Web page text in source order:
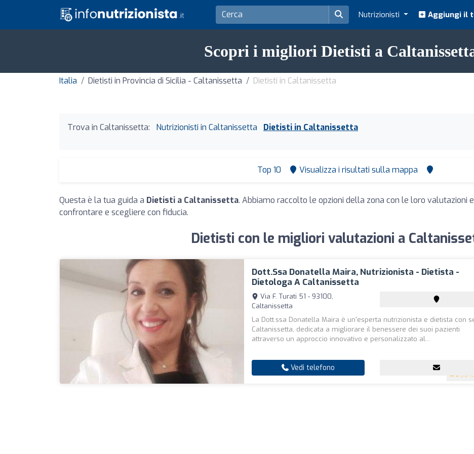
Nutrizionisti Aggiungi il
Scopri i migliori Dietisti a
Italia Dietisti in Provincia di Sicilia - Caltanissetta Dietisti in Caltanissetta
Trova in Caltanissetta: Nutrizionisti in Caltanissetta Dietisti in Caltanissetta
Top 10 Visualizza i risultati sulla mappa
Questa è la tua guida a Dietisti a Caltanissetta. Abbiamo raccolto le opzioni della zona con le loro valutazioni
confrontare e scegliere con fiducia.
Dietisti con le migliori valutazioni a
Dott.ssa Donatella Maira, Nutrizionista - Dietista -
Dietologa A Caltanissetta
5 (15
Via F. Turati 51 - 93100,
Caltanissetta
La Dott.ssa Donatella Maira è un'esperta nutrizionista e dietista con
Caltanissetta, dedicata a migliorare il benessere dei suoi pazienti
attraverso un approccio innovativo e personalizzato al...
Vedi telefono